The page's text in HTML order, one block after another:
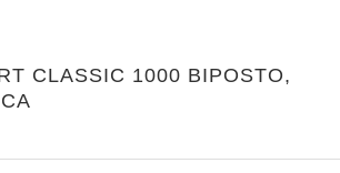
CLASSIC 1000 BIPOSTO,